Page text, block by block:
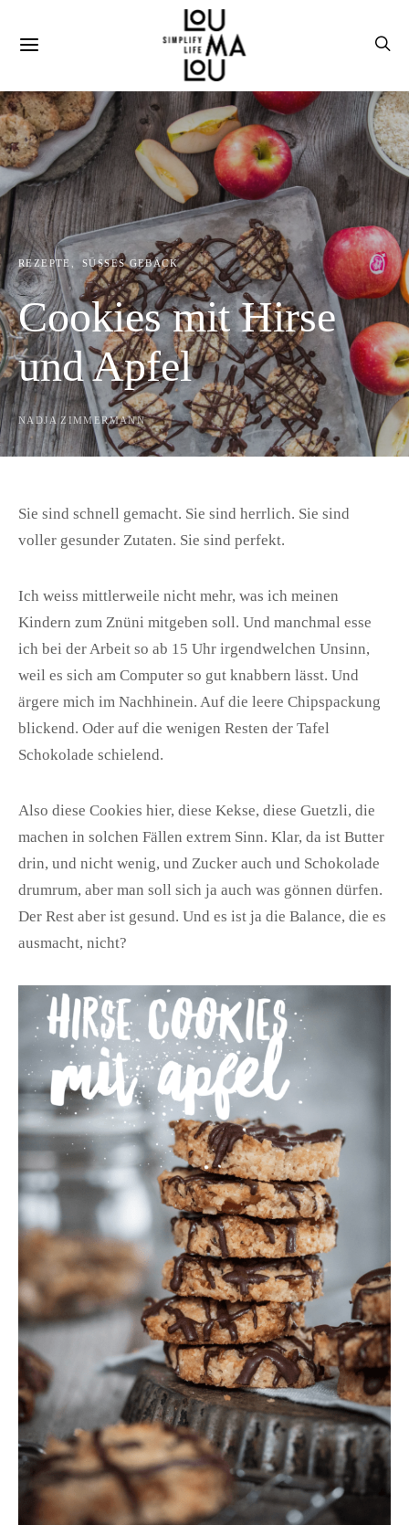
REZEPTE SÜSSES GEBÄCK
Cookies mit Hirse
und Apfel
NADJA ZIMMERMANN
Sie sind schnell gemacht. Sie sind herrlich. Sie sind
voller gesunder Zutaten. Sie sind perfekt.
Ich weiss mittlerweile nicht mehr, was ich meinen
Kindern zum Znüni mitgeben soll. Und manchmal esse
ich bei der Arbeit so ab 15 Uhr irgendwelchen Unsinn,
weil es sich am Computer so gut knabbern lässt. Und
ärgere mich im Nachhinein. Auf die leere Chipspackung
blickend. Oder auf die wenigen Resten der Tafel
Schokolade schielend.
Also diese Cookies hier, diese Kekse, diese Guetzli, die
machen in solchen Fällen extrem Sinn. Klar, da ist Butter
drin, und nicht wenig, und Zucker auch und Schokolade
drumrum, aber man soll sich ja auch was gönnen dürfen.
Der Rest aber ist gesund. Und es ist ja die Balance, die es
ausmacht, nicht?